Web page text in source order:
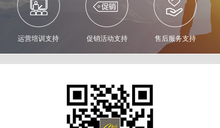
运营培训支持 促销活动支持 售后服务支持